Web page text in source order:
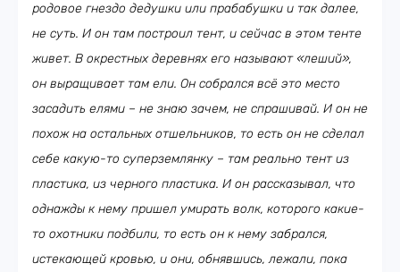
родовое гнездо дедушки или прабабушки и так далее,
не суть. И он там построил тент, и сейчас в этом тенте
живет. В окрестных деревнях его называют «леший»,
он выращивает там ели. Он собрался всё это место
засадить елями – не знаю зачем, не спрашивай. И он не
похож на остальных отшельников, то есть он не сделал
себе какую-то суперземлянку – там реально тент из
пластика, из черного пластика. И он рассказывал, что
однажды к нему пришел умирать волк, которого какие-
то охотники подбили, то есть он к нему забрался,
истекающей кровью, и они, обнявшись, лежали, пока